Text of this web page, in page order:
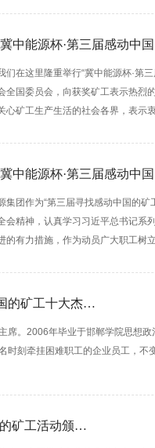
中能源杯·第三届感动中
们在这里隆重举行“冀中能源杯·第
全国委员会，向获奖矿工表示热烈
心矿工生产生活的社会各界，表示
中能源杯·第三届感动中
集团作为“第三届寻找感动中国的
会精神，认真学习习近平总书记系
的有力措施，作为动员广大职工树
的矿工十大杰…
席。2006年毕业于邯郸学院思想
时刻牵挂困难职工的企业员工，不
矿工活动颁…